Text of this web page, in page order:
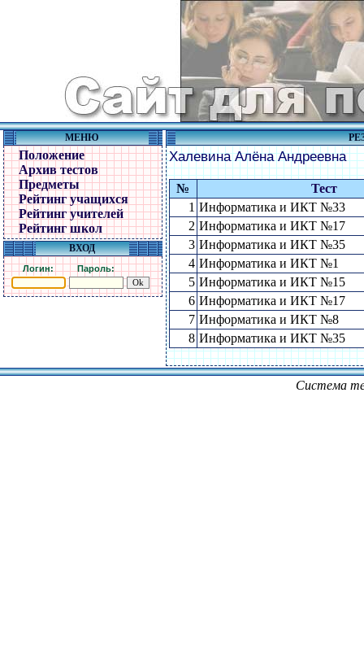
МЕНЮ
Положение
Архив тестов
Предметы
Рейтинг учащихся
Рейтинг учителей
Рейтинг школ
ВХОД
Логин: Пароль:
Халевина Алёна Андреевна
№
Тест
1 Информатика и ИКТ №33
2 Информатика и ИКТ №17
3 Информатика и ИКТ №35
4 Информатика и ИКТ №1
5 Информатика и ИКТ №15
6 Информатика и ИКТ №17
7 Информатика и ИКТ №8
8 Информатика и ИКТ №35
Система